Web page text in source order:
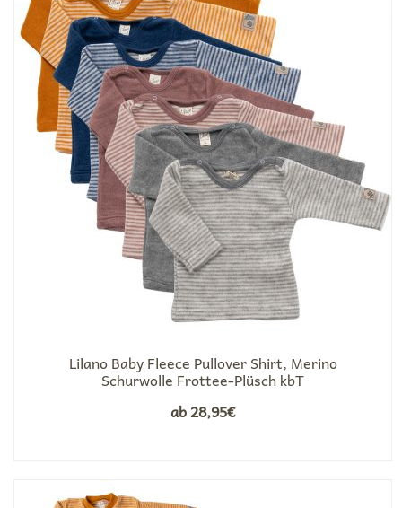
Lilano Baby Fleece Pullover Shirt, Merino
Schurwolle Frottee-Plüsch kbT
ab28,95€